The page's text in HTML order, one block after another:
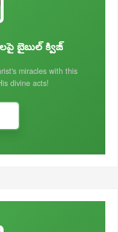
బైబుల్ క్విజ్
miracles with this
divine acts!